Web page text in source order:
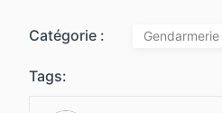
Catégorie : Gendarmerie
Tags: